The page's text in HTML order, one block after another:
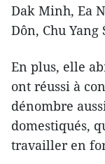
Dak Minh, Ea
Dôn, Chu Yang
En plus, elle
ont réussi à
dénombre
domestiqués,
travailler en